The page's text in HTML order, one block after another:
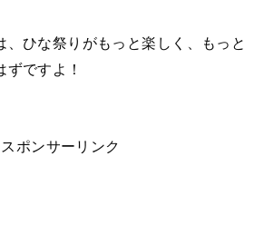
、ひな祭りがもっと楽しく、もっと
ですよ！
スポンサーリンク